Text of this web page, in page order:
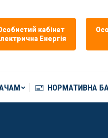
кабiнет
Eнергія
НОРМАТИВНА